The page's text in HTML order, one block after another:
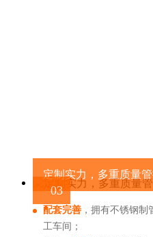
定制实力，多重质量
03
配套完善 ，拥有不锈钢
工车间；